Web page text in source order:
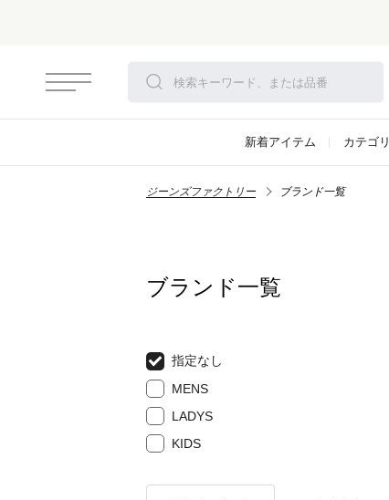
新着アイテム カテゴリ
ジーンズファクトリー ブランド一覧
ブランド一覧
指定なし
MENS
LADYS
KIDS